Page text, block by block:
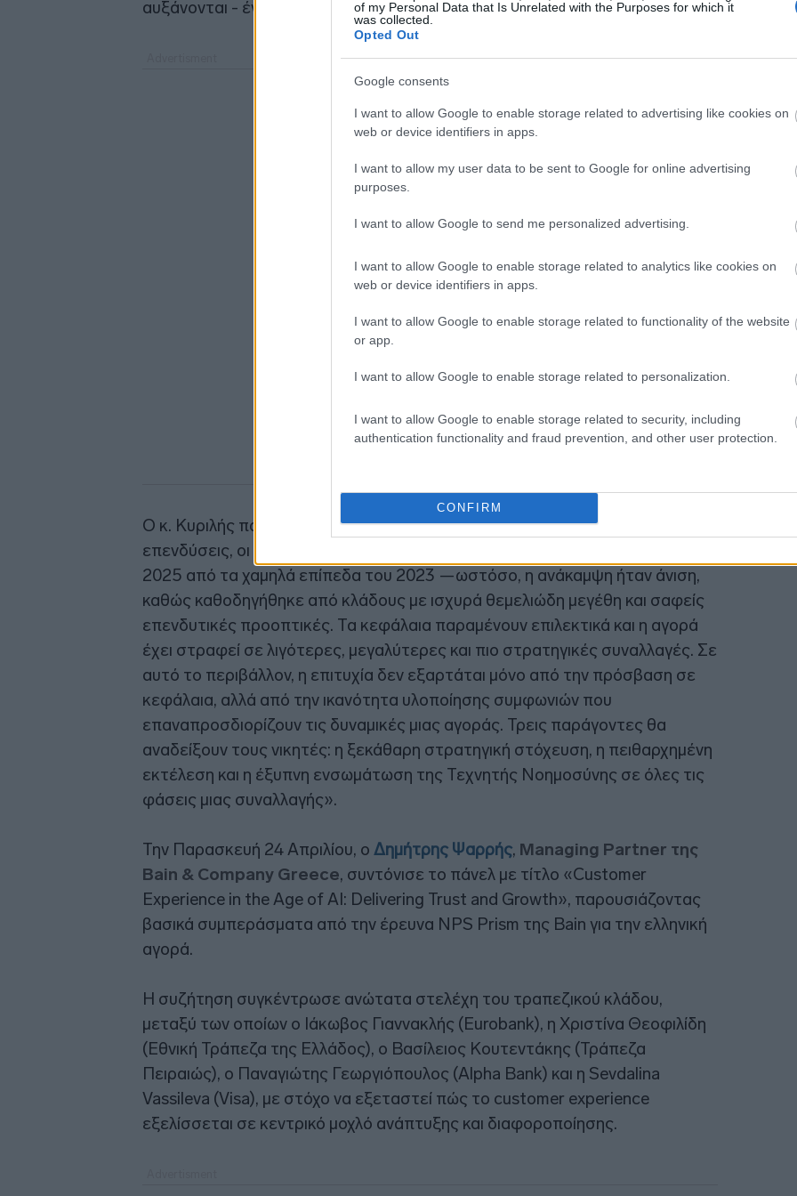
of my Personal Data that Is Unrelated with the Purposes for which it
was collected.
Opted Out
Google consents
I want to allow Google to enable storage related to advertising like cookies on
web or device identifiers in apps.
I want to allow my user data to be sent to Google for online advertising
purposes.
I want to allow Google to send me personalized advertising.
I want to allow Google to enable storage related to analytics like cookies on
web or device identifiers in apps.
I want to allow Google to enable storage related to functionality of the website
or app.
I want to allow Google to enable storage related to personalization.
I want to allow Google to enable storage related to security, including
authentication functionality and fraud prevention, and other user protection.
CONFIRM
αυξάνονται - ένα ξεκάθαρο playbook για δημιουργία αξίας είναι απαραίτητο.
Ο κ. Κυριλής παρουσίασε την οπτική της Bain, επισημαίνοντας: «Οι
επενδύσεις, οι έξοδοι και η δραστηριότητα M&A ανέκαμψαν δυναμικά το
2025 από τα χαμηλά επίπεδα του 2023 —ωστόσο, η ανάκαμψη ήταν άνιση,
καθώς καθοδηγήθηκε από κλάδους με ισχυρά θεμελιώδη μεγέθη και σαφείς
επενδυτικές προοπτικές. Τα κεφάλαια παραμένουν επιλεκτικά και η αγορά
έχει στραφεί σε λιγότερες, μεγαλύτερες και πιο στρατηγικές συναλλαγές. Σε
αυτό το περιβάλλον, η επιτυχία δεν εξαρτάται μόνο από την πρόσβαση σε
κεφάλαια, αλλά από την ικανότητα υλοποίησης συμφωνιών που
επαναπροσδιορίζουν τις δυναμικές μιας αγοράς. Τρεις παράγοντες θα
αναδείξουν τους νικητές: η ξεκάθαρη στρατηγική στόχευση, η πειθαρχημένη
εκτέλεση και η έξυπνη ενσωμάτωση της Τεχνητής Νοημοσύνης σε όλες τις
φάσεις μιας συναλλαγής».
Την Παρασκευή 24 Απριλίου, ο Δημήτρης Ψαρρής, Managing Partner της
Bain & Company Greece, συντόνισε το πάνελ με τίτλο «Customer
Experience in the Age of AI: Delivering Trust and Growth», παρουσιάζοντας
βασικά συμπεράσματα από την έρευνα NPS Prism της Bain για την ελληνική
αγορά.
Η συζήτηση συγκέντρωσε ανώτατα στελέχη του τραπεζικού κλάδου,
μεταξύ των οποίων ο Ιάκωβος Γιαννακλής (Eurobank), η Χριστίνα Θεοφιλίδη
(Εθνική Τράπεζα της Ελλάδος), ο Βασίλειος Κουτεντάκης (Τράπεζα
Πειραιώς), ο Παναγιώτης Γεωργιόπουλος (Alpha Bank) και η Sevdalina
Vassileva (Visa), με στόχο να εξεταστεί πώς το customer experience
εξελίσσεται σε κεντρικό μοχλό ανάπτυξης και διαφοροποίησης.